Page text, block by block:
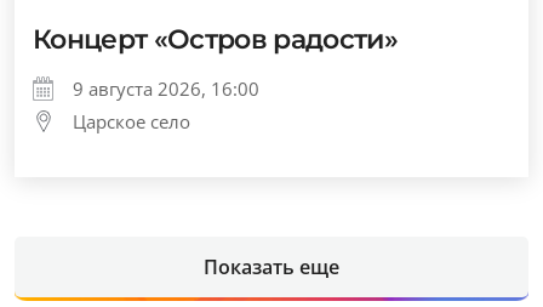
Концерт «Остров радости»
9 августа 2026, 16:00
Царское село
Показать еще